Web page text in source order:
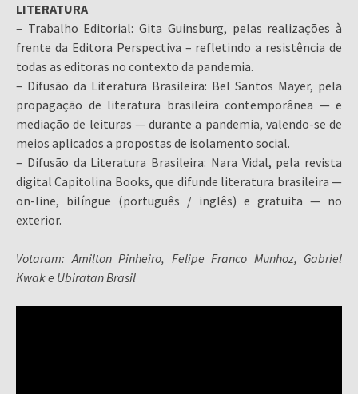
LITERATURA
– Trabalho Editorial: Gita Guinsburg, pelas realizações à
frente da Editora Perspectiva – refletindo a resistência de
todas as editoras no contexto da pandemia.
– Difusão da Literatura Brasileira: Bel Santos Mayer, pela
propagação de literatura brasileira contemporânea — e
mediação de leituras — durante a pandemia, valendo-se de
meios aplicados a propostas de isolamento social.
– Difusão da Literatura Brasileira: Nara Vidal, pela revista
digital Capitolina Books, que difunde literatura brasileira —
on-line, bilíngue (português / inglês) e gratuita — no
exterior.
Votaram: Amilton Pinheiro, Felipe Franco Munhoz, Gabriel
Kwak e Ubiratan Brasil